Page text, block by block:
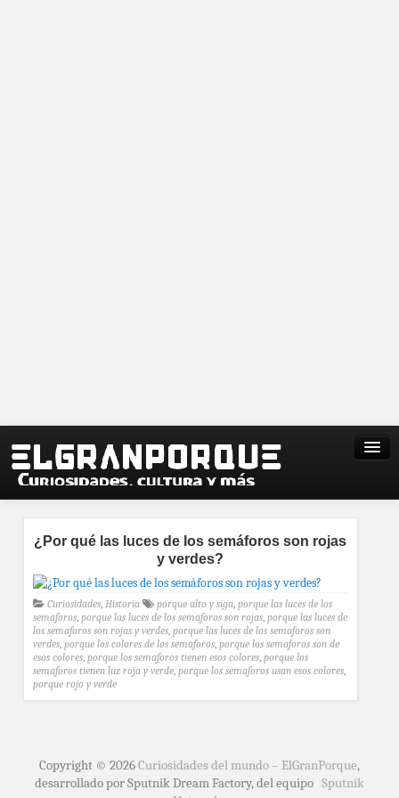
¿Por qué las luces de los semáforos son rojas
y verdes?
Curiosidades, Historia porque alto y siga, porque las luces de los
semaforos, porque las luces de los semaforos son rojas, porque las luces de
los semaforos son rojas y verdes, porque las luces de los semaforos son
verdes, porque los colores de los semaforos, porque los semaforos son de
esos colores, porque los semaforos tienen esos colores, porque los
semaforos tienen luz roja y verde, porque los semaforos usan esos colores,
porque rojo y verde
Copyright © 2026Curiosidades del mundo – ElGranPorque,
desarrollado por Sputnik Dream Factory, del equipo Sputnik